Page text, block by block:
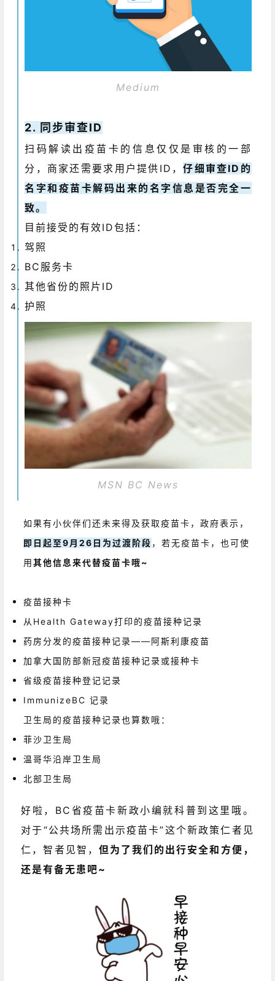
Medium
2. 同步审查ID
扫码解读出疫苗卡的信息仅仅是审核的一部
分，商家还需要求用户提供ID，仔细审查ID的
名字和疫苗卡解码出来的名字信息是否完全一
致。
目前接受的有效ID包括：
驾照
BC服务卡
其他省份的照片ID
护照
MSN BC News
如果有小伙伴们还未来得及获取疫苗卡，政府表示，
即日起至9月26日为过渡阶段 ，若无疫苗卡，也可使
用其他信息来代替疫苗卡哦~
疫苗接种卡
从Health Gateway打印的疫苗接种记录
药房分发的疫苗接种记录——阿斯利康疫苗
加拿大国防部新冠疫苗接种记录或接种卡
省级疫苗接种登记记录
ImmunizeBC 记录
卫生局的疫苗接种记录也算数哦：
菲沙卫生局
温哥华沿岸卫生局
北部卫生局
好啦，BC省疫苗卡新政小编就科普到这里哦。
对于“公共场所需出示疫苗卡”这个新政策仁者见
仁，智者见智， 但为了我们的出行安全和方便，
还是有备无患吧~